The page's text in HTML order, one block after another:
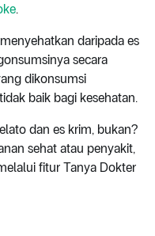
.
daripada es
secara
dikonsumsi
baik bagi kesehatan.
dan es krim, bukan?
sehat atau penyakit,
fitur Tanya Dokter